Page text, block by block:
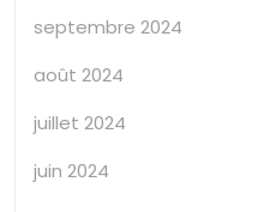
septembre 2024
août 2024
juillet 2024
juin 2024